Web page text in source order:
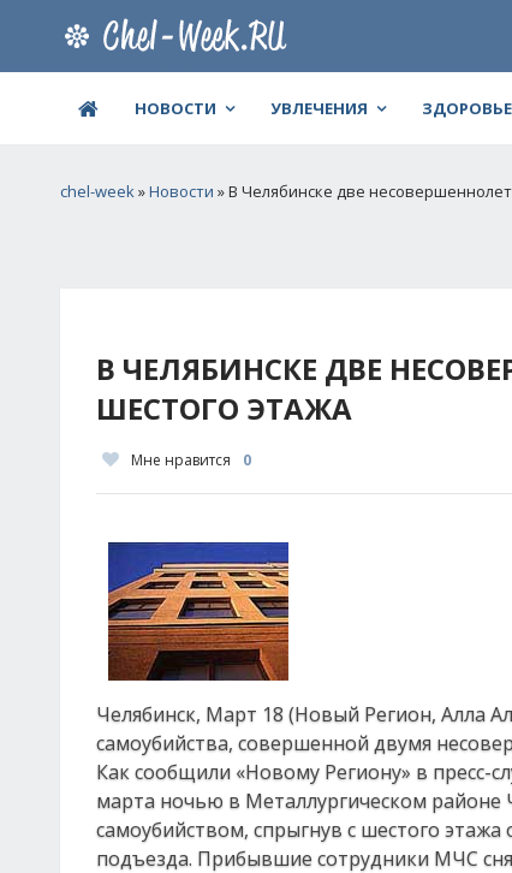
НОВОСТИ УВЛЕЧЕНИЯ ЗДОРОВЬЕ
chel-week»Новости » В Челябинске две
В ЧЕЛЯБИНСКЕ ДВЕ
ШЕСТОГО ЭТАЖА
Мне нравится 0
Челябинск, Март 18 (Новый Регион, Алла
самоубийства, совершенной двумя
Как сообщили «Новому Региону» в пресс-
марта ночью в Металлургическом районе
самоубийством, спрыгнув с шестого
подъезда. Прибывшие сотрудники МЧС